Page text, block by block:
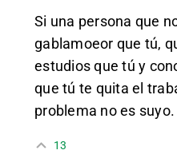
Si una persona que
gablamoeor que tú,
estudios que tú y
que tú te quita el
problema no es suyo.
13